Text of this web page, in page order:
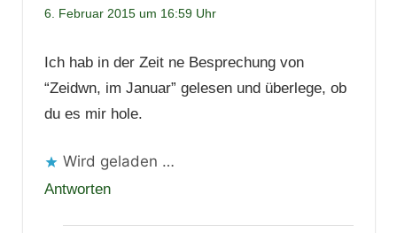
6. Februar 2015 um 16:59 Uhr
Ich hab in der Zeit ne Besprechung von
“Zeidwn, im Januar” gelesen und überlege, ob
du es mir hole.
Wird geladen …
Antworten